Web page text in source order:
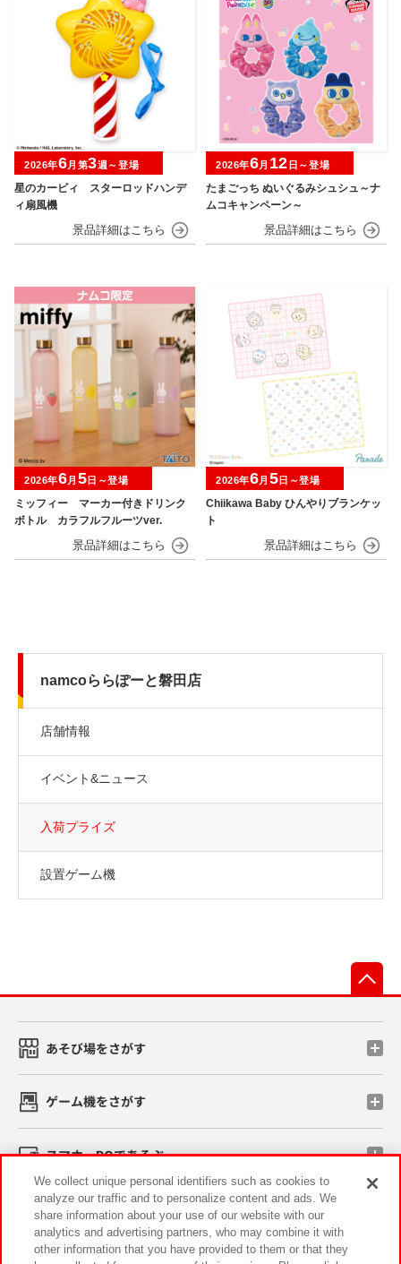
星のカービィ スターロッドハンデ
ィ扇風機
2026年6月第3週～登場
たまごっち ぬいぐるみシュシュ～ナ
ムコキャンペーン～
2026年6月 12 日～登場
ミッフィー マーカー付きドリンク
ボトル カラフルフルーツver.
2026年6月 5 日～登場
Chiikawa Baby ひんやりブランケッ
ト
2026年6月 5 日～登場
namcoららぽーと磐田店
店舗情報
イベント&ニュース
入荷プライズ
設置ゲーム機
あそび場をさがす
ゲーム機をさがす
スマホ・PCであそぶ
イベント・キャンペーン
We collect unique personal identifiers such as cookies to
analyze our traffic and to personalize content and ads. We
share information about your use of our website with our
analytics and advertising partners, who may combine it with
other information that you have provided to them or that they